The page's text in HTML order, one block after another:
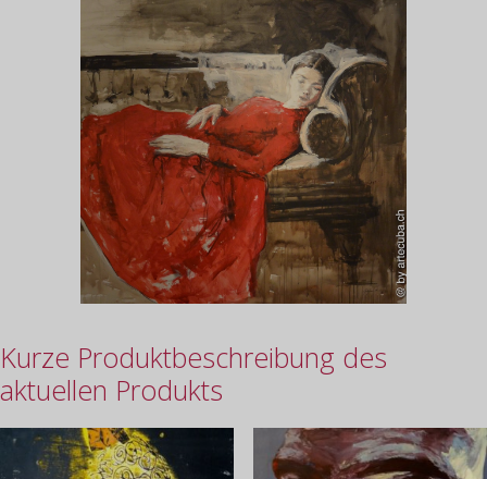
Kurze Produktbeschreibung des
aktuellen Produkts